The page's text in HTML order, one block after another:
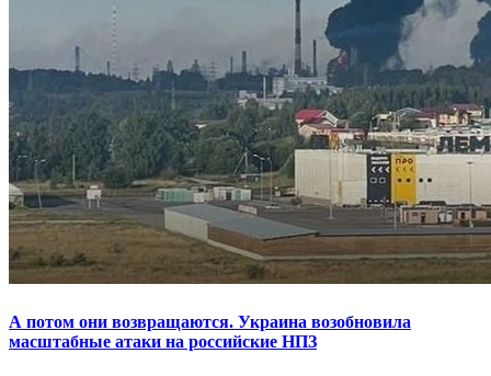
А потом они возвращаются. Украина возобновила
масштабные атаки на российские НПЗ